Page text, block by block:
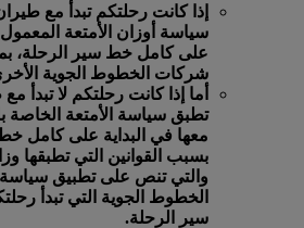
إذا كانت رحلتكم تبدأ مع
سياسة أوزان الأمتعة
على كامل خط سير الرحلة،
شركات الخطوط الجوية
أما إذا كانت رحلتكم لا تبدأ
تطبق سياسة الأمتعة الخاصة
معها في البداية على كامل
بسبب القوانين التي تطبقها
والتي تنص على تطبيق سياسة
الخطوط الجوية التي تبدأ
سير الرحلة.